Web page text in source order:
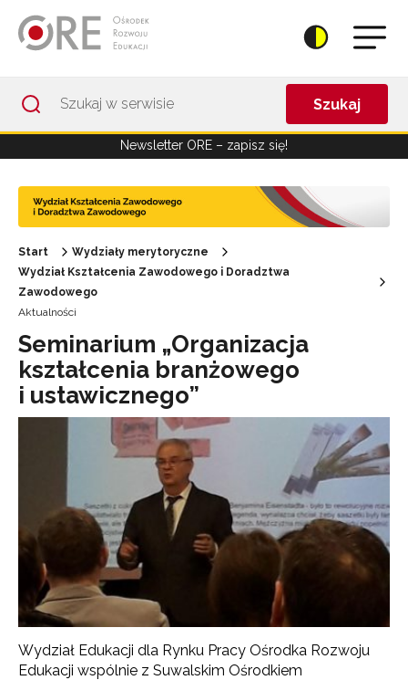
Szukaj
Newsletter ORE – zapisz się!
Start
Wydziały merytoryczne
Wydział Kształcenia Zawodowego i Doradztwa
Zawodowego
Aktualności
Seminarium „Organizacja
kształcenia branżowego
i ustawicznego”
Wydział Edukacji dla Rynku Pracy Ośrodka Rozwoju
Edukacji wspólnie z Suwalskim Ośrodkiem